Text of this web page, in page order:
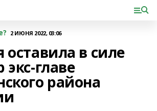
2 ИЮНЯ 2022, 03:06
оставила в силе
экс-главе
района